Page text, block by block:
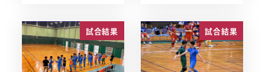
試合結果 試合結果